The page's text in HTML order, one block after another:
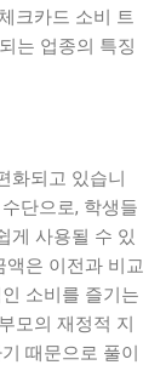
크카드 소비 트
는 업종의 특징
화되고 있습니
단으로, 학생들
게 사용될 수 있
액은 이전과 비교
소비를 즐기는
모의 재정적 지
때문으로 풀이